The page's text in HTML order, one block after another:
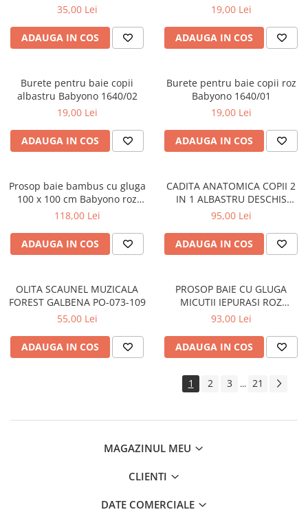
35,00 Lei
ADAUGA IN COS
19,00 Lei
ADAUGA IN COS
Burete pentru baie copii
albastru Babyono 1640/02
19,00 Lei
ADAUGA IN COS
Burete pentru baie copii roz
Babyono 1640/01
19,00 Lei
ADAUGA IN COS
Prosop baie bambus cu gluga
100 x 100 cm Babyono roz
1553/01
118,00 Lei
ADAUGA IN COS
CADITA ANATOMICA COPII 2
IN 1 ALBASTRU DESCHIS
TEGABABY TG-011-101
95,00 Lei
ADAUGA IN COS
OLITA SCAUNEL MUZICALA
FOREST GALBENA PO-073-109
55,00 Lei
ADAUGA IN COS
PROSOP BAIE CU GLUGA
MICUTII IEPURASI ROZ
80x80CM KR-008-104
93,00 Lei
ADAUGA IN COS
1 2 3 ... 21
MAGAZINUL MEU
CLIENTI
DATE COMERCIALE